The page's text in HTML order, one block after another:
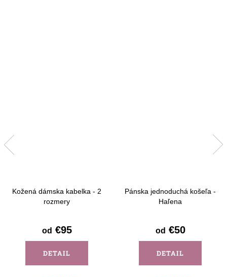
Kožená dámska kabelka - 2
rozmery
od €95
DETAIL
Pánska jednoduchá košeľa -
Haľena
od €50
DETAIL